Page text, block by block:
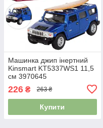
Машинка джип інертний
Kinsmart KT5337WS1 11,5
см 3970645
226 ₴ 263 ₴
Купити